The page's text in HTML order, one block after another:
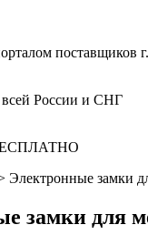
поставщиков
всей России и СНГ
Электронные замки
замки для